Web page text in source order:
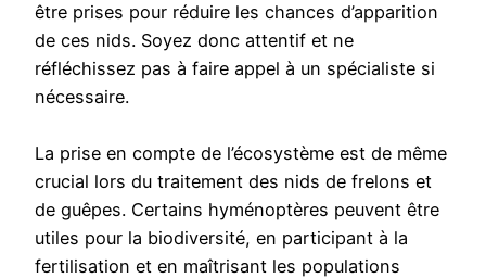
être prises pour réduire les chances d’apparition
de ces nids. Soyez donc attentif et ne
réfléchissez pas à faire appel à un spécialiste si
nécessaire.
La prise en compte de l’écosystème est de même
crucial lors du traitement des nids de frelons et
de guêpes. Certains hyménoptères peuvent être
utiles pour la biodiversité, en participant à la
fertilisation et en maîtrisant les populations